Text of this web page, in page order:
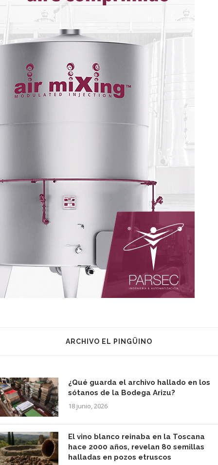
ARCHIVO EL PINGÜINO
¿Qué guarda el archivo hallado en los
sótanos de la Bodega Arizu?
18 junio, 2026
El vino blanco reinaba en la Toscana
hace 2000 años, revelan 80 semillas
halladas en pozos etruscos